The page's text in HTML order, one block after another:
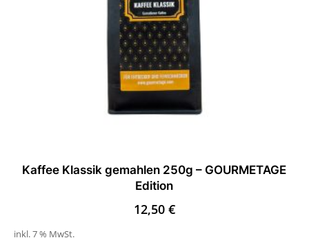
Kaffee Klassik gemahlen 250g – GOURMETAGE
Edition
12,50 €
inkl. 7 % MwSt.